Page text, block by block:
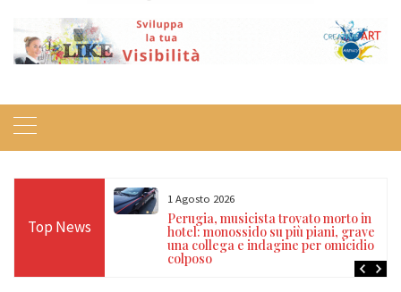
Top News
nel
per guida in
1 Agosto 2026
Perugia, musicista trovato morto in
hotel: monossido su più piani, grave
una collega e indagine per omicidio
colposo